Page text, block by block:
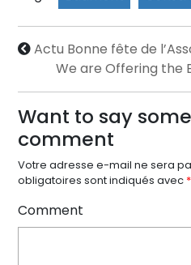
Actu Bonne fête de
We are Offering the
Want to say
comment
Votre adresse e-mail ne sera
obligatoires sont indiqués avec *
Comment